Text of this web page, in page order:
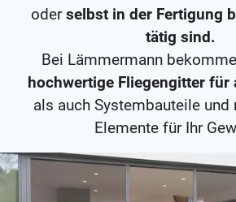
oderselbst in der Fertigung
tätig sind.
Bei Lämmermann
hochwertige Fliegengitter für
als auch Systembauteile
Elemente für Ihr